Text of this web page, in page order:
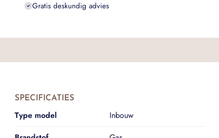
Gratis deskundig advies
SPECIFICATIES
Type model
Inbouw